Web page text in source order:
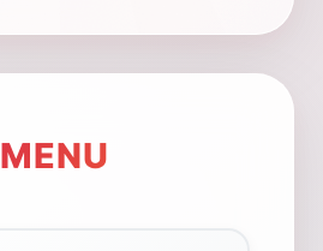
MENU